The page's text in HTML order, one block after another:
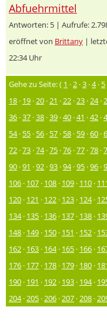
Abfuehrmittel
Antworten: 5 | Aufrufe:
eröffnet von Brittany |
22:34 Uhr
Gehe zu Seite: ( 1 ·2 ·3 ·4· 5
18 · 19 ·20 ·21 ·22 ·23 ·24·
36 ·37 ·38 ·39 ·40 ·41 ·42 ·
54· 55 · 56 · 57 · 58 · 59 ·60 ·
72 ·73 ·74·75 ·76 ·77 ·78 ·
90 ·91 ·92 ·93 ·94·95 ·96 ·
106 · 107 · 108 · 109 · 110 ·
120 · 121 · 122 · 123 · 124·
134· 135 · 136 · 137 · 138 ·
148 · 149 · 150 · 151 · 152 ·
162 · 163 · 164· 165 · 166 ·
176 · 177 · 178 · 179 · 180 ·
190 · 191 · 192 · 193 · 194·
204·205 ·206 ·207 ·208 ·